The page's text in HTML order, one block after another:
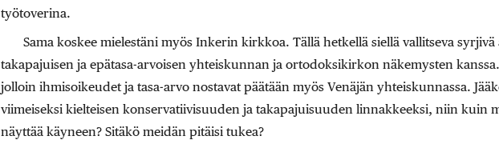
työtoverina.
Sama koskee mielestäni myös Inkerin kirkkoa. Tällä hetkellä siellä vallitseva
takapajuisen ja epätasa-arvoisen yhteiskunnan ja ortodoksikirkon näkemysten
jolloin ihmisoikeudet ja tasa-arvo nostavat päätään myös Venäjän yhteiskunnassa.
viimeiseksi kielteisen konservatiivisuuden ja takapajuisuuden linnakkeeksi, niin kuin
näyttää käyneen? Sitäkö meidän pitäisi tukea?